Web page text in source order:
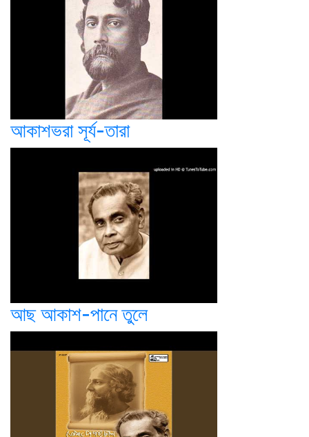
আকাশভরা সূর্য-তারা
আছ আকাশ-পানে তুলে